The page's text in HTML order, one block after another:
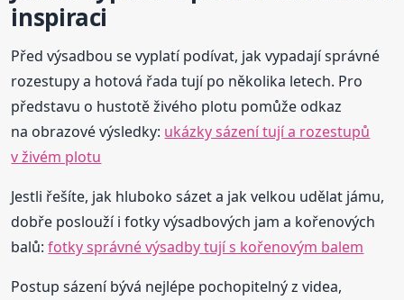
inspiraci
Před výsadbou se vyplatí podívat, jak vypadají správné
rozestupy a hotová řada tují po několika letech. Pro
představu o hustotě živého plotu pomůže odkaz
na obrazové výsledky: ukázky sázení tují a rozestupů
v živém plotu
Jestli řešíte, jak hluboko sázet a jak velkou udělat jámu,
dobře poslouží i fotky výsadbových jam a kořenových
balů:fotky správné výsadby tují s kořenovým balem
Postup sázení bývá nejlépe pochopitelný z videa,